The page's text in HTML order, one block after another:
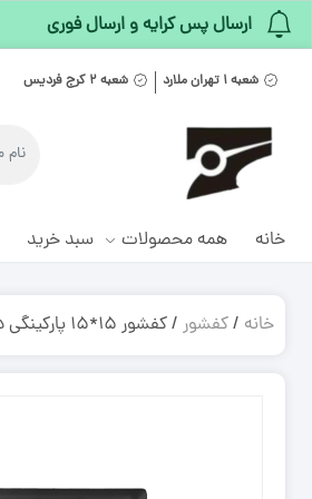
ارسال پس کرایه و ارسال فوری
شعبه ۱ تهران ملارد شعبه ۲ کرج فردیس
خانه همه محصولات سبد خرید
خانه /کفشور / کفشور ۱۵*۱۵ پارکینگی درب پلاستیکی پارکینگ میراب